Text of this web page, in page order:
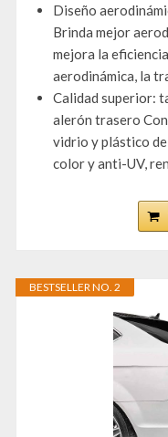
Diseño
Brinda mejor
mejora la
aerodinámica, la
Calidad superior:
alerón trasero
vidrio y plástico
color y anti-UV,
BESTSELLER NO. 2